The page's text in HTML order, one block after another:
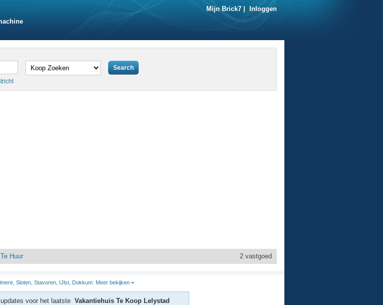
Mijn Brick7 Inloggen
Huur 2 vastgoed
Sloten, Stavoren, IJlst, Dokkum. Meer bekijken
voor het laatste Vakantiehuis Te Koop Lelystad